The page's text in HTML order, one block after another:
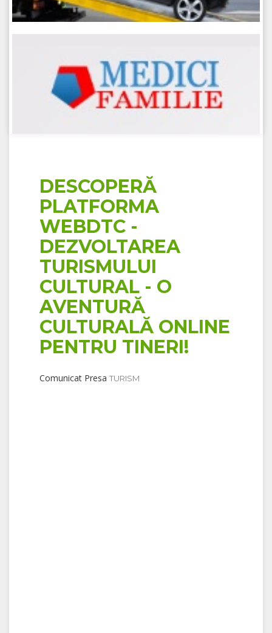
DESCOPERĂ
PLATFORMA
WEBDTC -
DEZVOLTAREA
TURISMULUI
CULTURAL - O
AVENTURĂ
CULTURALĂ ONLINE
PENTRU TINERI!
Comunicat Presa TURISM